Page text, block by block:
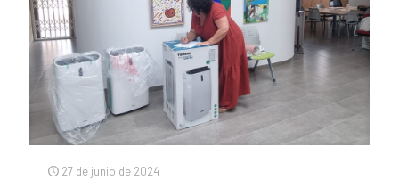
27 de junio de 2024